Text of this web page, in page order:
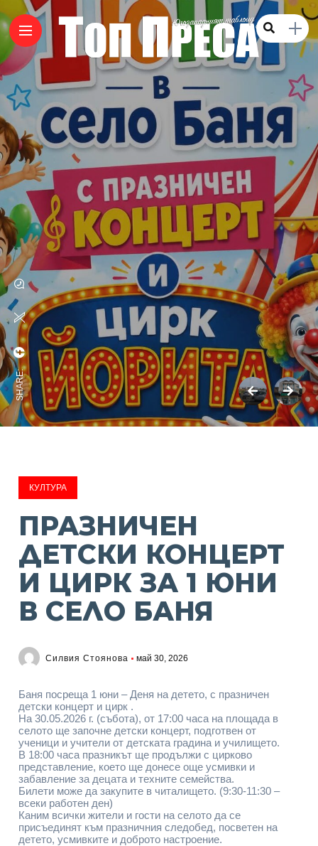
SHARE:
КУЛТУРА
ПРАЗНИЧЕН
ДЕТСКИ КОНЦЕРТ
И ЦИРК ЗА 1 ЮНИ
В СЕЛО БАНЯ
Силвия Стоянова май 30, 2026
Баня посреща 1 юни – Деня на детето, с празничен
детски концерт и цирк .
На 30.05.2026 г. (събота), от 17:00 часа на площада в
селото ще започне детски концерт, подготвен от
ученици и учители от детската градина и училището.
В 18:00 часа празникът ще продължи с цирково
представление, което ще донесе още усмивки и
забавление за децата и техните семейства.
Билети може да закупите в читалището. (9:30-11:30 –
всеки работен ден)
Каним всички жители и гости на селото да се
присъединят към празничния следобед, посветен на
детето, усмивките и доброто настроение.